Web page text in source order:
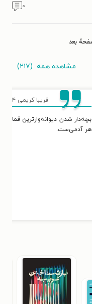
۰
بعد
مشاهده همه (۲۱۷)
فریبا کریمی ۵۴
بچه‌دار شدن دیوانه‌وارترین قمار
هر آدمی‌ست.